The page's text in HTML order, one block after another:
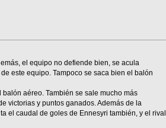
el equipo no defiende bien, se acula
este equipo. Tampoco se saca bien el balón
aéreo. También se sale mucho más
victorias y puntos ganados. Además de la
el caudal de goles de Ennesyri también, y el rival